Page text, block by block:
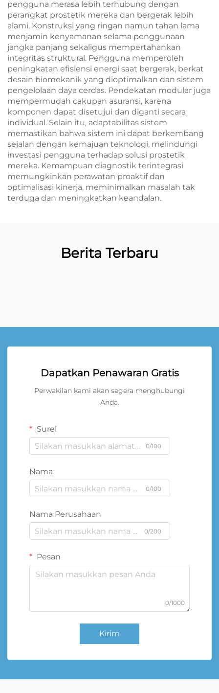
pengguna merasa lebih terhubung dengan
perangkat prostetik mereka dan bergerak lebih
alami. Konstruksi yang ringan namun tahan lama
menjamin kenyamanan selama penggunaan
jangka panjang sekaligus mempertahankan
integritas struktural. Pengguna memperoleh
peningkatan efisiensi energi saat bergerak, berkat
desain biomekanik yang dioptimalkan dan sistem
pengelolaan daya cerdas. Pendekatan modular juga
mempermudah cakupan asuransi, karena
komponen dapat disetujui dan diganti secara
individual. Selain itu, adaptabilitas sistem
memastikan bahwa sistem ini dapat berkembang
sejalan dengan kemajuan teknologi, melindungi
investasi pengguna terhadap solusi prostetik
mereka. Kemampuan diagnostik terintegrasi
memungkinkan perawatan proaktif dan
optimalisasi kinerja, meminimalkan masalah tak
terduga dan meningkatkan keandalan.
Berita Terbaru
Dapatkan Penawaran Gratis
Perwakilan kami akan segera menghubungi
Anda.
Surel
0/100
Nama
0/100
Nama Perusahaan
0/200
Pesan
0/1000
Kirim